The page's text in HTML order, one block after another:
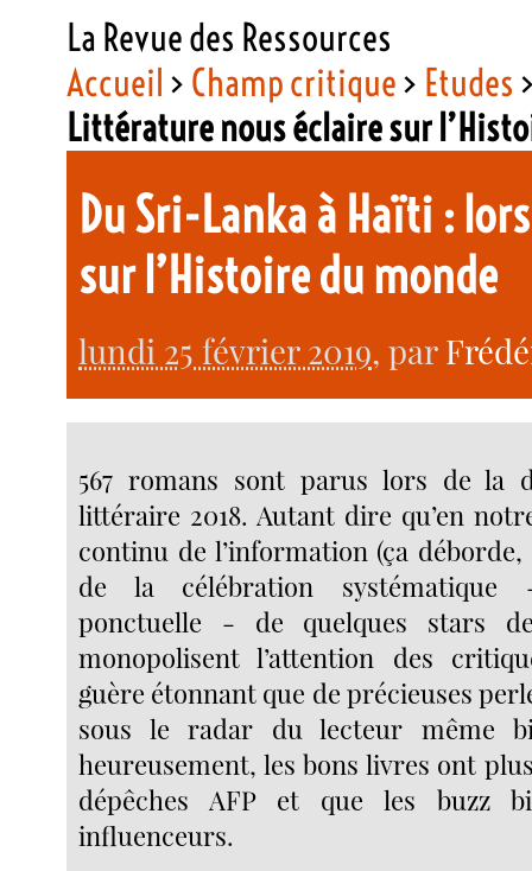
La Revue des Ressources
Accueil > Champ critique> Etudes
Littérature nous éclaire sur
Du Sri-Lanka à Haïti :
sur l’Histoire du monde
lundi 25 février 2019, par
567 romans sont parus lors de la
littéraire 2018. Autant dire qu’en
continu de l’information (ça
de la célébration systématique
ponctuelle - de quelques stars
monopolisent l’attention des
guère étonnant que de précieuses
sous le radar du lecteur même
heureusement, les bons livres ont
dépêches AFP et que les buzz
influenceurs.